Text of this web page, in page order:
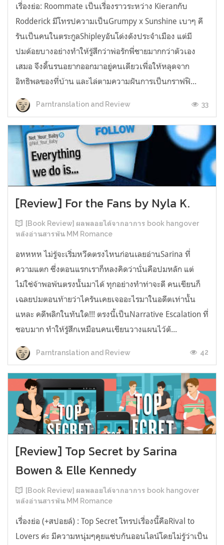
เรื่องย่อ: Roommate เป็นเรื่องราวระหว่าง Kieranกับ
Rodderick มีโทรปความเป็นGrumpy x Sunshine เบาๆ คี
รันเป็นคนในตระกูลShipleyอันโด่งดังประจำเมือง แต่มี
ปมด้อยบางอย่างทำให้รู้สึกว่าพ่อรักพี่ชายมากกว่าตัวเอง
เสมอ จึงดิ้นรนอยากออกมาอยู่คนเดียวเพื่อให้หลุดจาก
อิทธิพลของที่บ้าน และไล่ตามความฝันการเป็นกราฟฟิ...
Parntranslation and Review 33
[Review] For the Fans by Nyla K.
[Book Review] ผลพลอยได้จากอาการ book hangover
หลังอ่านสารพัน MM Romance
อหหหห ไม่รู้จะเริ่มหวีดตรงไหนก่อนเลยอ่านSarina ที่
ความแตก ซึ่งตอนแรกเราก็หลงคิดว่านั่นคือปมหลัก แต่
ไม่ใช่จ้าพอพ้นตรงนั้นมาได้ ทุกอย่างทำท่าจะดี คนเขียนก็
เฉลยปมตอนท้ายว่าไครันเคยเจออะไรมาในอดีตเท่านั้น
แหละ คดีพลิกในทันใด!!! ตรงนี้เป็นNarrative Escalation ที่
ชอบมาก ทำให้รู้สึกเหมือนคนเขียนวางแผนไว้ตั...
Parntranslation and Review 42
[Review] Top Secret by Sarina
Bowen & Elle Kennedy
[Book Review] ผลพลอยได้จากอาการ book hangover
หลังอ่านสารพัน MM Romance
เรื่องย่อ (+สปอยล์) : Top Secret โทรปเรื่องนี้คือRival to
Lovers ค่ะ มีความหนุ่มๆคุยแซ่บกันออนไลน์โดยไม่รู้ว่าเป็น